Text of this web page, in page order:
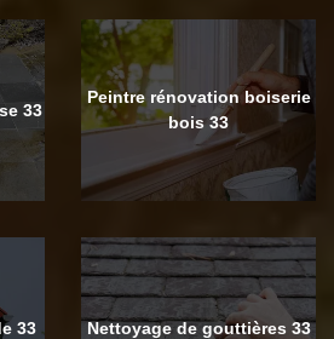
33
Peintre rénovation boiserie
bois 33
33 Nettoyage de gouttières 33